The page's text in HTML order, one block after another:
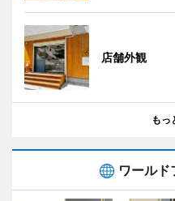
店舗外観
もっ
ワールド